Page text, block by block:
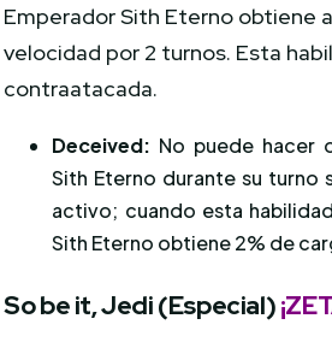
Emperador Sith Eterno obtiene
velocidad por 2 turnos. Esta
contraatacada.
Deceived: No puede hacer
Sith Eterno durante su turno
activo; cuando esta
Sith Eterno obtiene 2% de
So be it, Jedi (Especial)